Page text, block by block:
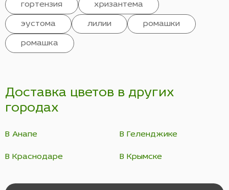
гортензия хризантема
эустома лилии ромашки
ромашка
Доставка цветов в других
городах
В Анапе В Геленджике
В Краснодаре В Крымске